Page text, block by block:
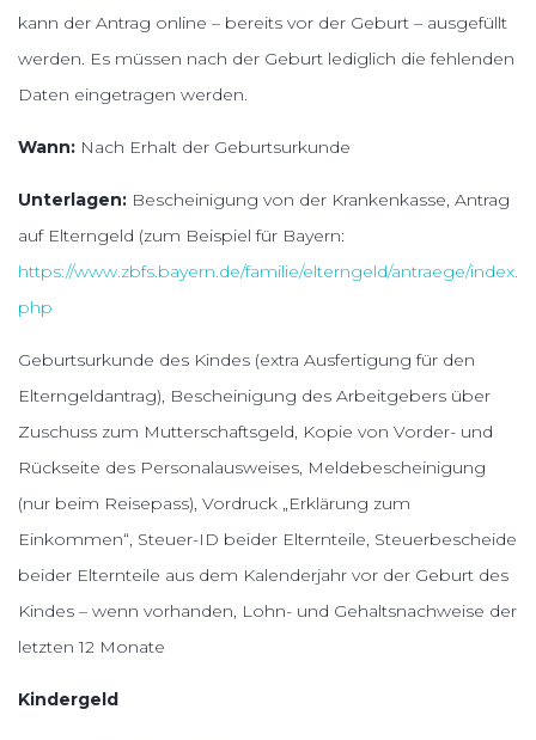
kann der Antrag online – bereits vor der Geburt – ausgefüllt
werden. Es müssen nach der Geburt lediglich die fehlenden
Daten eingetragen werden.
Wann: Nach Erhalt der Geburtsurkunde
Unterlagen: Bescheinigung von der Krankenkasse, Antrag
auf Elterngeld (zum Beispiel für Bayern:
https://www.zbfs.bayern.de/familie/elterngeld/antraege/index.
php
Geburtsurkunde des Kindes (extra Ausfertigung für den
Elterngeldantrag), Bescheinigung des Arbeitgebers über
Zuschuss zum Mutterschaftsgeld, Kopie von Vorder- und
Rückseite des Personalausweises, Meldebescheinigung
(nur beim Reisepass), Vordruck „Erklärung zum
Einkommen“, Steuer-ID beider Elternteile, Steuerbescheide
beider Elternteile aus dem Kalenderjahr vor der Geburt des
Kindes – wenn vorhanden, Lohn- und Gehaltsnachweise der
letzten 12 Monate
Kindergeld